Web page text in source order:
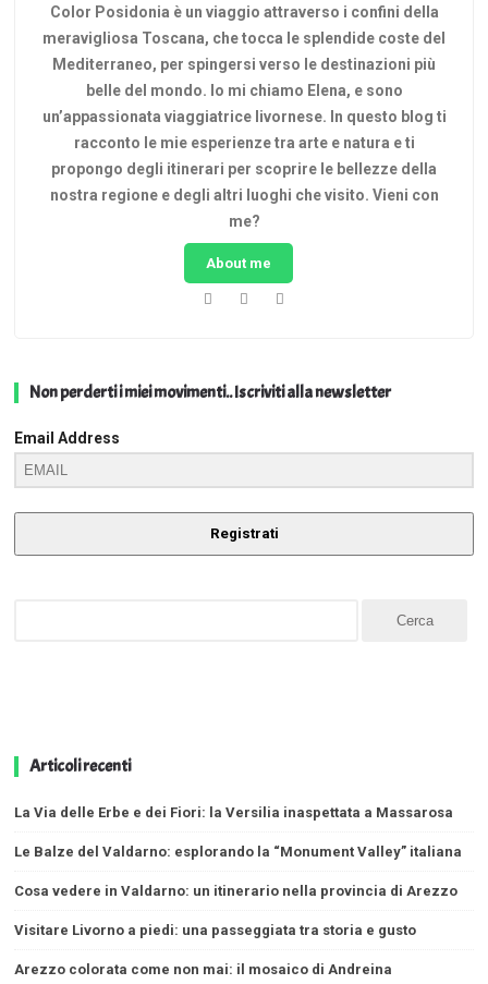
Color Posidonia è un viaggio attraverso i confini della
meravigliosa Toscana, che tocca le splendide coste del
Mediterraneo, per spingersi verso le destinazioni più
belle del mondo. Io mi chiamo Elena, e sono
un’appassionata viaggiatrice livornese. In questo blog ti
racconto le mie esperienze tra arte e natura e ti
propongo degli itinerari per scoprire le bellezze della
nostra regione e degli altri luoghi che visito. Vieni con
me?
About me
Non perderti i miei movimenti.. Iscriviti alla newsletter
Email Address
Registrati
Articoli recenti
La Via delle Erbe e dei Fiori: la Versilia inaspettata a Massarosa
Le Balze del Valdarno: esplorando la “Monument Valley” italiana
Cosa vedere in Valdarno: un itinerario nella provincia di Arezzo
Visitare Livorno a piedi: una passeggiata tra storia e gusto
Arezzo colorata come non mai: il mosaico di Andreina